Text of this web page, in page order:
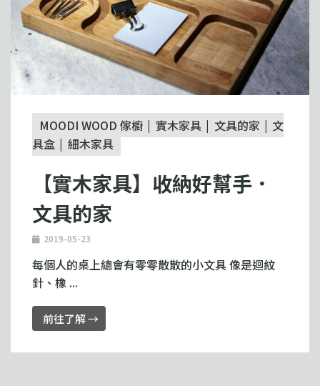
MOODI WOOD 傢櫥 實木家具 文具的家
文
具盒
細木家具
【實木家具】收納好幫手．
文具的家
2019-05-23
每個人的桌上總會有零零散散的小文具 像是迴紋
針、橡 ...
前往了解 →